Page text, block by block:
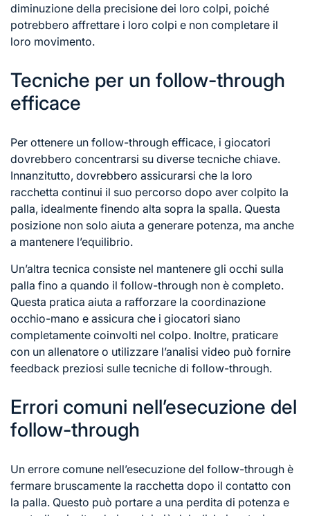
diminuzione della precisione dei loro colpi, poiché
potrebbero affrettare i loro colpi e non completare il
loro movimento.
Tecniche per un follow-through
efficace
Per ottenere un follow-through efficace, i giocatori
dovrebbero concentrarsi su diverse tecniche chiave.
Innanzitutto, dovrebbero assicurarsi che la loro
racchetta continui il suo percorso dopo aver colpito la
palla, idealmente finendo alta sopra la spalla. Questa
posizione non solo aiuta a generare potenza, ma anche
a mantenere l’equilibrio.
Un’altra tecnica consiste nel mantenere gli occhi sulla
palla fino a quando il follow-through non è completo.
Questa pratica aiuta a rafforzare la coordinazione
occhio-mano e assicura che i giocatori siano
completamente coinvolti nel colpo. Inoltre, praticare
con un allenatore o utilizzare l’analisi video può fornire
feedback preziosi sulle tecniche di follow-through.
Errori comuni nell’esecuzione del
follow-through
Un errore comune nell’esecuzione del follow-through è
fermare bruscamente la racchetta dopo il contatto con
la palla. Questo può portare a una perdita di potenza e